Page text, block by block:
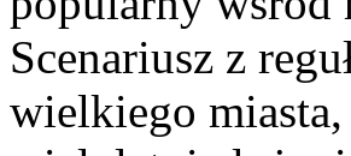
Scenariusz z
wielkiego